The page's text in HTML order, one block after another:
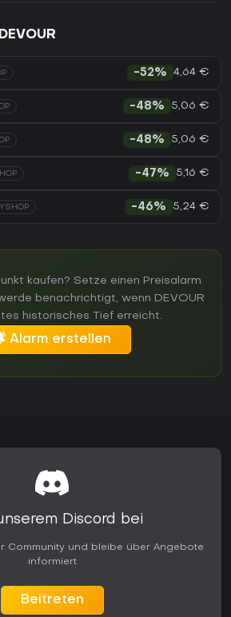
-52% 4,64 €
-48% 5,06 €
-48% 5,06 €
-47% 5,16 €
-46% 5,24 €
kaufen? Setze einen Preisalarm
benachrichtigt, wenn DEVOUR
historisches Tief erreicht.
Alarm erstellen
Discord bei
Community und bleibe über Angebote
informiert
Beitreten